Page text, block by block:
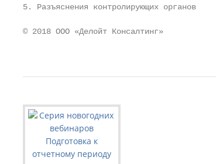
5. Разъяснения контролирующих органов
© 2018 ООО «Делойт Консалтинг»